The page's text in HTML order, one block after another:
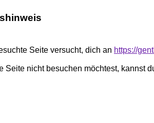
Seite versucht, dich an https://
Seite nicht besuchen möchtest, kannst